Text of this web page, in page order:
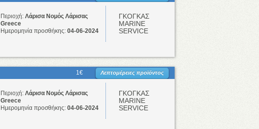
Περιοχή: Λάρισα Νομός Λάρισας
Greece
Ημερομηνία προσθήκης: 04-06-2024
ΓΚΟΓΚΑΣ
ΜΑRINE
SERVICE
1€ Λεπτομέρειες προϊόντος
Περιοχή: Λάρισα Νομός Λάρισας
Greece
Ημερομηνία προσθήκης: 04-06-2024
ΓΚΟΓΚΑΣ
ΜΑRINE
SERVICE